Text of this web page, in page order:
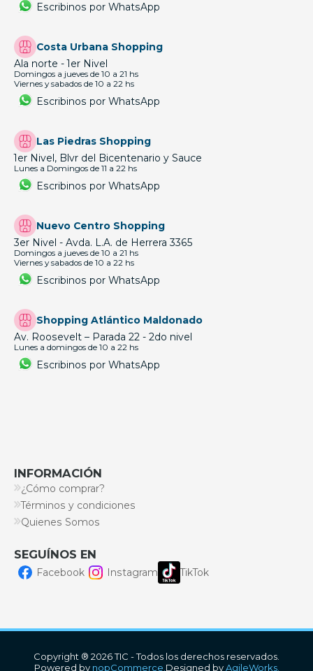
Escribinos por WhatsApp
Costa Urbana Shopping
Ala norte - 1er Nivel
Domingos a jueves de 10 a 21 hs
Viernes y sabados de 10 a 22 hs
Escribinos por WhatsApp
Las Piedras Shopping
1er Nivel, Blvr del Bicentenario y Sauce
Lunes a Domingos de 11 a 22 hs
Escribinos por WhatsApp
Nuevo Centro Shopping
3er Nivel - Avda. L.A. de Herrera 3365
Domingos a jueves de 10 a 21 hs
Viernes y sabados de 10 a 22 hs
Escribinos por WhatsApp
Shopping Atlántico Maldonado
Av. Roosevelt – Parada 22 - 2do nivel
Lunes a domingos de 10 a 22 hs
Escribinos por WhatsApp
INFORMACIÓN
¿Cómo comprar?
Términos y condiciones
Quienes Somos
SEGUÍNOS EN
Facebook Instagram TikTok
Copyright ® 2026 TIC - Todos los derechos reservados.
Powered by nopCommerce. Designed byAgileWorks.